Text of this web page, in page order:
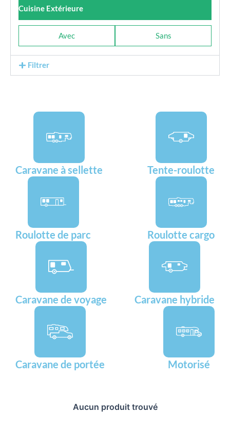
Cuisine Extérieure
Avec Sans
Filtrer
Caravane à sellette Tente-roulotte
Roulotte de parc Roulotte cargo
Caravane de voyage Caravane hybride
Caravane de portée Motorisé
Aucun produit trouvé